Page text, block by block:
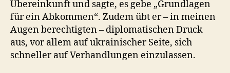
Übereinkunft und sagte, es gebe „Grundlagen
für ein Abkommen“. Zudem übt er – in meinen
Augen berechtigten – diplomatischen Druck
aus, vor allem auf ukrainischer Seite, sich
schneller auf Verhandlungen einzulassen.